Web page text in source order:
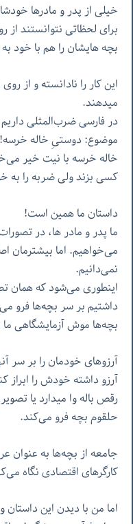
خیلی از پدر و مادرها
برای لحظاتی نتوانستند از
بچه هایشان را هم با خود
این کار را نادانسته و از
میدهند.
در فارسی ضرب‌المثلی
موضوع: دوستیِ خاله خرسه!
خاله خرسه با نیت خیر
کسی بزند ولی ضربه را به
داستان ما همین است!
ما پدر و مادر ها، در
می‌خواهیم. اما بیشترمان
نمی‌دانیم.
اینطوری می‌شود که همان
داشتیم بر سر بچه‌ها فرو
بچه‌ها موش آزمایشگاهی
آرزوهای خودمان را بر سر
آرزو داشته خودش را ابراز
رقص باله وا میدارد یا
حلقوم بچه فرو می‌کند.
جامعه از بچه‌ها به
کارگرهای اقتصادی نگاه
اما من با دیدن این